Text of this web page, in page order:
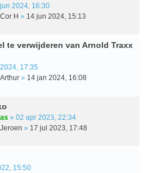
2024, 16:30
Cor H » 14 jun 2024, 15:13
te verwijderen van Arnold Traxx
17:35
Arthur » 14 jan 2024, 16:08
» 02 apr 2023, 22:34
Jeroen » 17 jul 2023, 17:48
15:50